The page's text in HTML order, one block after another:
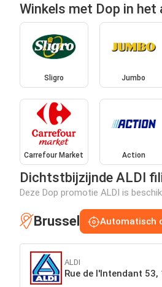
Winkels met Dop in
Sligro Jumbo
Carrefour Market Action
Dichtstbijzijnde ALDI
Deze Dop promotie ALDI is
Brussel Automatisch
ALDI
Rue de l'Intendant